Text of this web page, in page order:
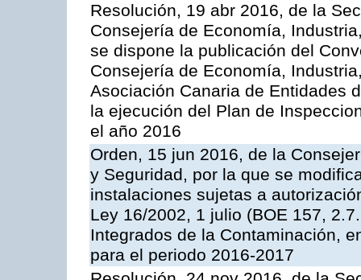
Resolución, 19 abr 2016, de la
Consejería de Economía,
se dispone la publicación del
Consejería de Economía,
Asociación Canaria de Entidades
la ejecución del Plan de
el año 2016
Orden, 15 jun 2016, de la
y Seguridad, por la que se
instalaciones sujetas a
Ley 16/2002, 1 julio (BOE 157,
Integrados de la Contaminación,
para el periodo 2016-2017